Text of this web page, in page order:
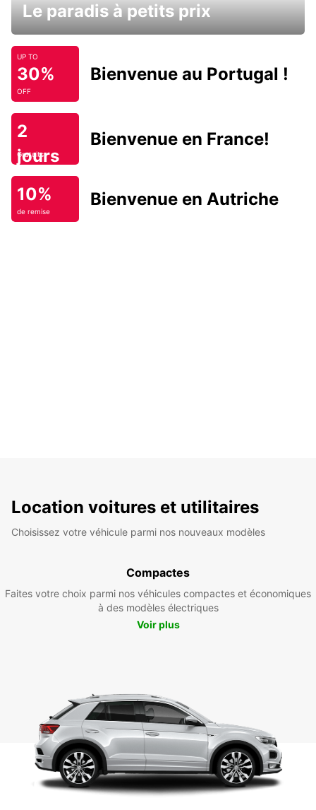
Le paradis à petits prix
UP TO
30%
OFF
Bienvenue au Portugal !
2
jours
Gratuits
Bienvenue en France!
10%
de remise
Bienvenue en Autriche
Location voitures et utilitaires
Choisissez votre véhicule parmi nos nouveaux modèles
Compactes
Faites votre choix parmi nos véhicules compactes et économiques
à des modèles électriques
Voir plus